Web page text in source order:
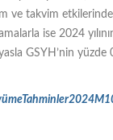
ve takvim
ise 2024
GSYH’nin yüzde